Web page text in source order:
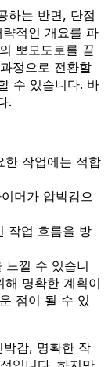
하는 반면, 단점
적인 개요를 파
뽀모도로를 끝
정으로 전환할
수 있습니다. 바
.
한 작업에는 적합
머가 압박감으
작업 흐름을 방
느낄 수 있습니
명확한 계획이
점이 될 수 있
감, 명확한 작